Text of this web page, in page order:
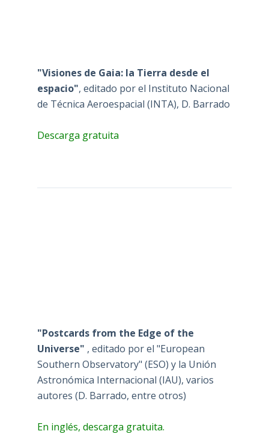
"Visiones de Gaia: la Tierra desde el
espacio", editado por el Instituto Nacional
de Técnica Aeroespacial (INTA), D. Barrado
Descarga gratuita
"Postcards from the Edge of the
Universe" , editado por el "European
Southern Observatory" (ESO) y la Unión
Astronómica Internacional (IAU), varios
autores (D. Barrado, entre otros)
En inglés, descarga gratuita.